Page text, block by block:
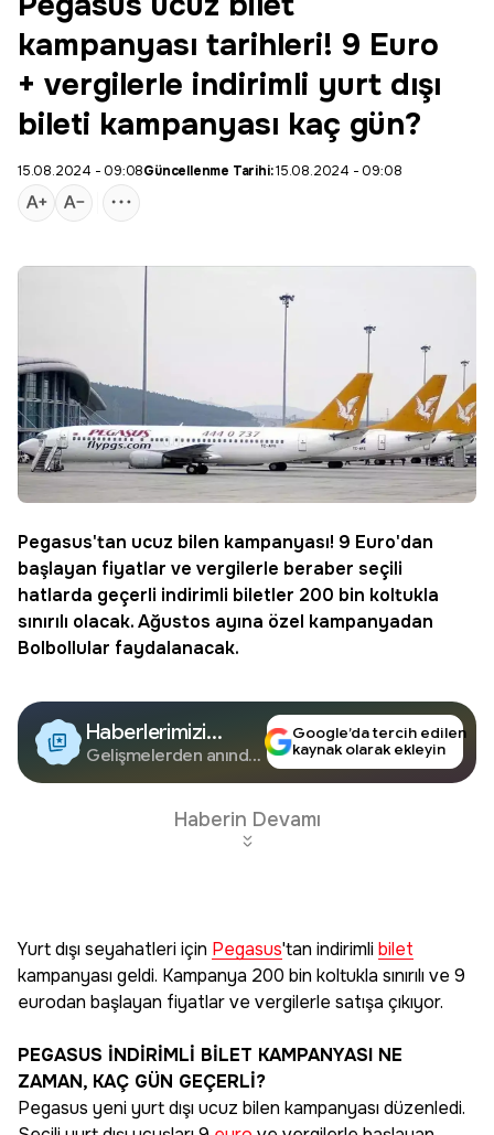
kampanyası tarihleri! 9 Euro
+ vergilerle indirimli yurt dışı
bileti kampanyası kaç gün?
15.08.2024 - 09:08Güncellenme Tarihi:15.08.2024 - 09:08
Pegasus'tan ucuz bilen kampanyası! 9 Euro'dan
başlayan fiyatlar ve vergilerle beraber seçili
hatlarda geçerli indirimli biletler 200 bin koltukla
sınırılı olacak. Ağustos ayına özel kampanyadan
Bolbollular faydalanacak.
Haberlerimizi
Google'da Takip
Edin
Gelişmelerden anında
Google’da tercih edilen
kaynak olarak ekleyin
Haberin Devamı
Yurt dışı seyahatleri için Pegasus'tan indirimlibilet
kampanyası geldi. Kampanya 200 bin koltukla sınırılı ve 9
eurodan başlayan fiyatlar ve vergilerle satışa çıkıyor.
PEGASUS İNDİRİMLİ BİLET KAMPANYASI NE
ZAMAN, KAÇ GÜN GEÇERLİ?
Pegasus yeni yurt dışı ucuz bilen kampanyası düzenledi.